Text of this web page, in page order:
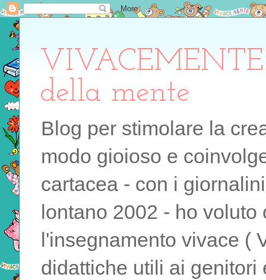
della mente
Blog per stimolare la
modo gioioso e
cartacea - con i
lontano 2002 - ho
l'insegnamento vivace (
didattiche utili ai